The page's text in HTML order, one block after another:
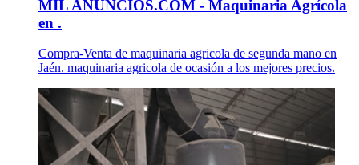
MIL ANUNCIOS.COM - Maquinaria Agrícola
en .
Compra-Venta de maquinaria agricola de segunda mano en
Jaén. maquinaria agricola de ocasión a los mejores precios.